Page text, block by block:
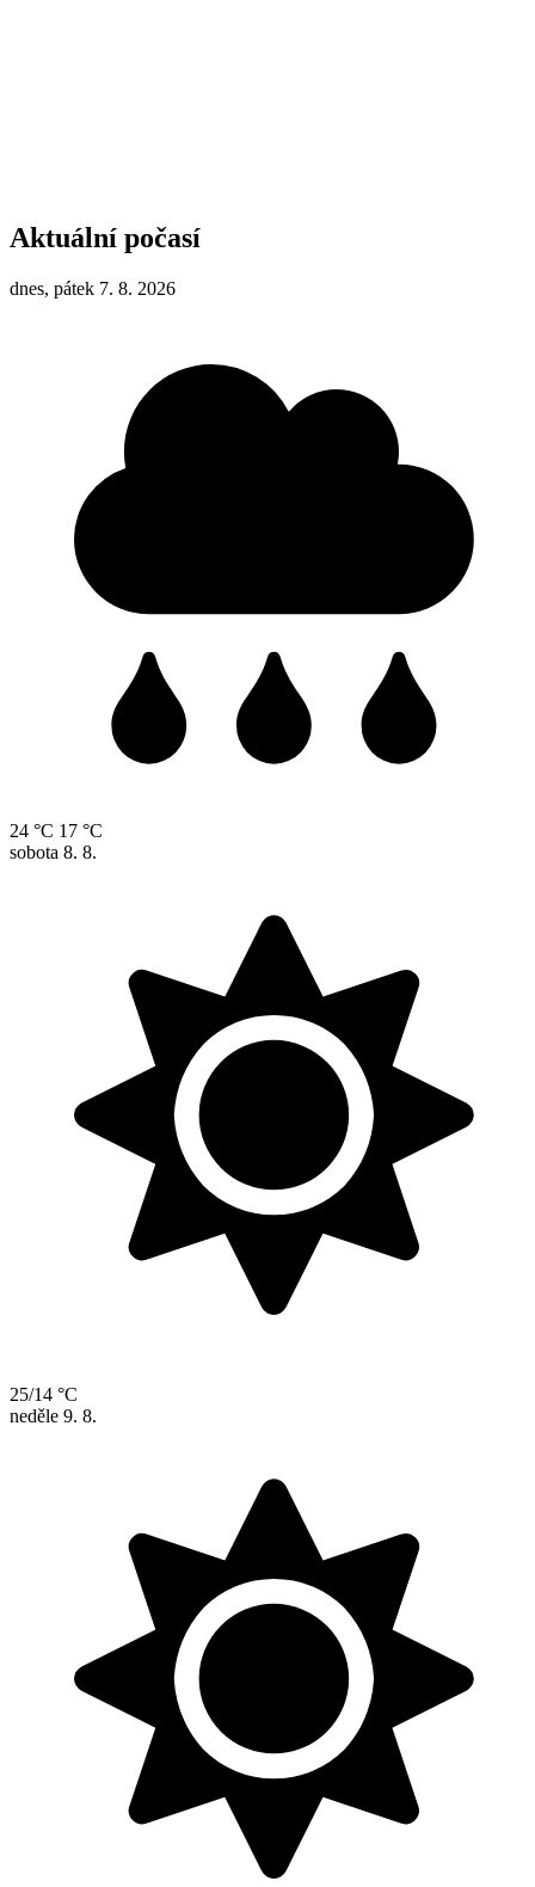
Aktuální počasí
dnes, pátek 7. 8. 2026
24 °C 17 °C
sobota 8. 8.
25/14 °C
neděle 9. 8.